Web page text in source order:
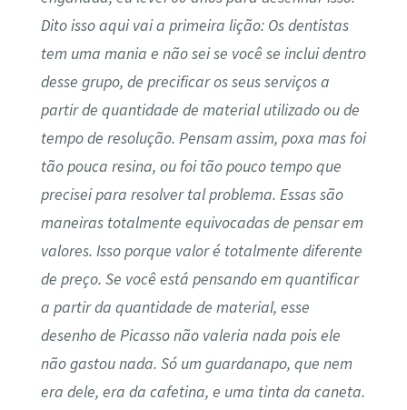
Dito isso aqui vai a primeira lição: Os dentistas
tem uma mania e não sei se você se inclui dentro
desse grupo, de precificar os seus serviços a
partir de quantidade de material utilizado ou de
tempo de resolução. Pensam assim, poxa mas foi
tão pouca resina, ou foi tão pouco tempo que
precisei para resolver tal problema. Essas são
maneiras totalmente equivocadas de pensar em
valores. Isso porque valor é totalmente diferente
de preço. Se você está pensando em quantificar
a partir da quantidade de material, esse
desenho de Picasso não valeria nada pois ele
não gastou nada. Só um guardanapo, que nem
era dele, era da cafetina, e uma tinta da caneta.